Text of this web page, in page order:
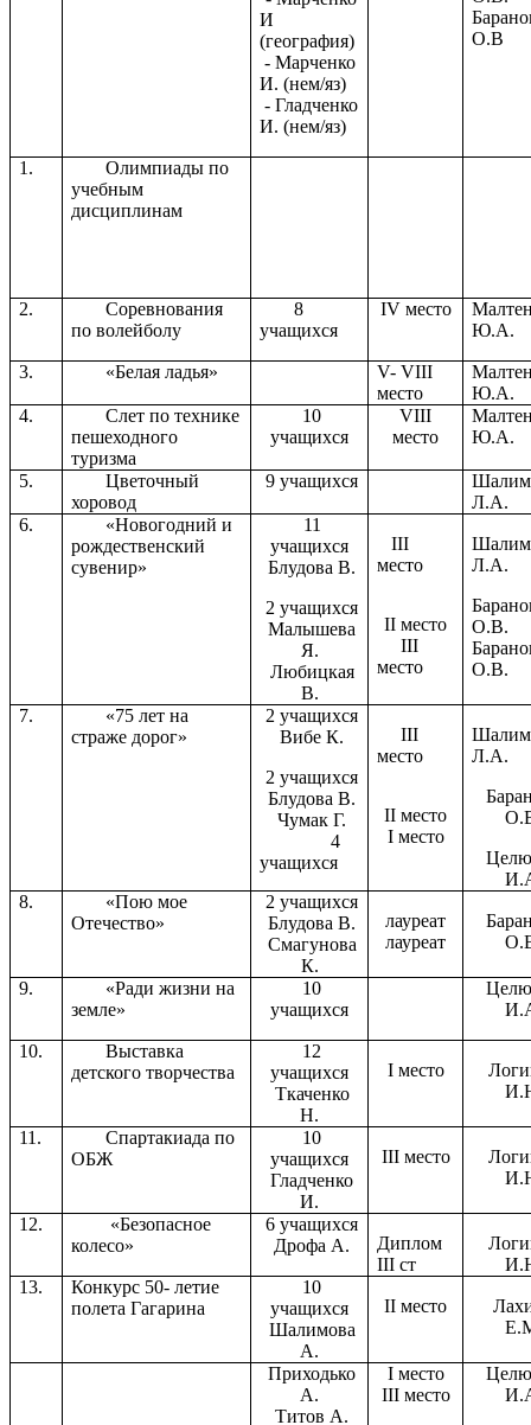
И
(география)
- Марченко
И. (нем/яз)
- Гладченко
И. (нем/яз)
О.В
1.
Олимпиады по
учебным
дисциплинам
2.
Соревнования
по волейболу
8
учащихся
IV место
Ю.А.
3. «Белая ладья»
V- VIII
место
Ю.А.
4.
Слет по технике
пешеходного
туризма
10
учащихся
VIII
место
Ю.А.
5.
Цветочный
хоровод
9 учащихся
Л.А.
6.
«Новогодний и
рождественский
сувенир»
11
учащихся
Блудова В.
2 учащихся
Малышева
Я.
Любицкая
В.
III
место
II место
III
место
Л.А.
О.В.
О.В.
7.
«75 лет на
страже дорог»
2 учащихся
Вибе К.
2 учащихся
Блудова В.
Чумак Г.
4
учащихся
III
место
II место
I место
Л.А.
8.
«Пою мое
Отечество»
2 учащихся
Блудова В.
Смагунова
К.
лауреат
лауреат
9.
«Ради жизни на
земле»
10
учащихся
10.
Выставка
детского творчества
12
учащихся
Ткаченко
Н.
I место
11.
Спартакиада по
ОБЖ
10
учащихся
Гладченко
И.
III место
12.
«Безопасное
колесо»
6 учащихся
Дрофа А.
Диплом
III ст
13.
Конкурс 50- летие
полета Гагарина
10
учащихся
Шалимова
А.
II место
Приходько
А.
Титов А.
I место
III место